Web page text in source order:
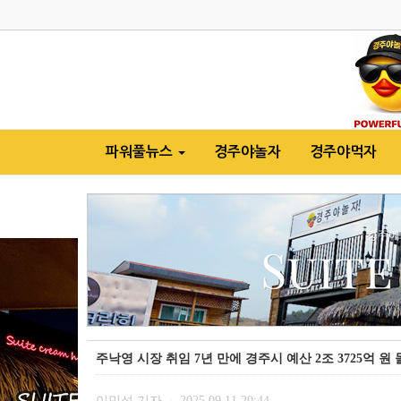
파워풀뉴스 경주야놀자 경주야먹자
주낙영 시장 취임 7년 만에 경주시 예산 2조 3725억 원